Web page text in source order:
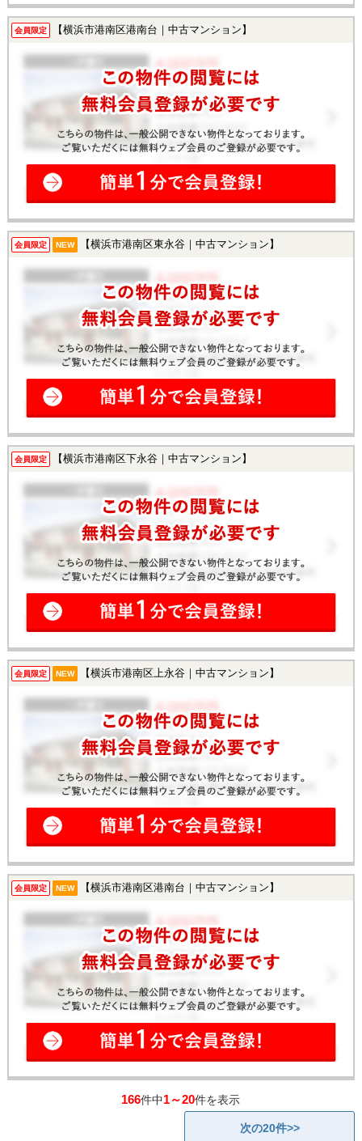
会員限定 【横浜市港南区港南台｜中古マンション】
会員限定 NEW 【横浜市港南区東永谷｜中古マンション】
会員限定 【横浜市港南区下永谷｜中古マンション】
会員限定 NEW 【横浜市港南区上永谷｜中古マンション】
会員限定 NEW 【横浜市港南区港南台｜中古マンション】
166件中1～20件を表示
次の20件>>